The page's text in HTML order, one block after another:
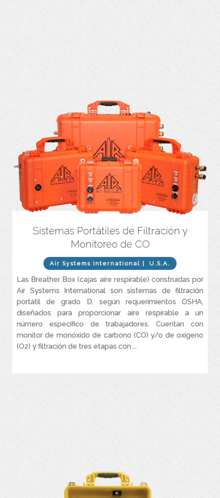
Sistemas Portátiles de Filtración y
Monitoreo de CO
Air Systems International | U.S.A.
Las Breather Box (cajas aire respirable) construidas por
Air Systems International son sistemas de filtración
portátil de grado D, según requerimientos OSHA,
diseñados para proporcionar aire respirable a un
número específico de trabajadores. Cuentan con
monitor de monóxido de carbono (CO) y/o de oxígeno
(O2) y filtración de tres etapas con ...
Sistemas de alto rendimiento para control y filtrado de Aire (grado
Eficiencia de filtrado de 99,99 % a 0,01 micrones. Indicador de
cambios de filtros.
Intrínsecamente seguro (opcional).
Disponible para 1 a 8 operarios (Regulación independiente
opcional).
Capacidad de Flujo de 15 a 203 CFM.